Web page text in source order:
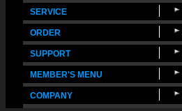
SERVICE
ORDER
SUPPORT
MEMBER'S MENU
COMPANY